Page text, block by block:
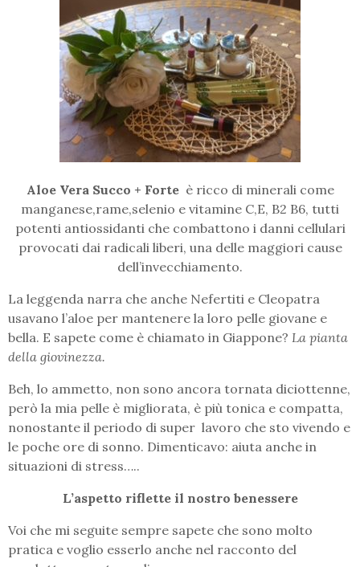
Aloe Vera Succo + Forte è ricco di minerali come
manganese,rame,selenio e vitamine C,E, B2 B6, tutti
potenti antiossidanti che combattono i danni cellulari
provocati dai radicali liberi, una delle maggiori cause
dell’invecchiamento.
La leggenda narra che anche Nefertiti e Cleopatra
usavano l’aloe per mantenere la loro pelle giovane e
bella. E sapete come è chiamato in Giappone? La pianta
della giovinezza.
Beh, lo ammetto, non sono ancora tornata diciottenne,
però la mia pelle è migliorata, è più tonica e compatta,
nonostante il periodo di super lavoro che sto vivendo e
le poche ore di sonno. Dimenticavo: aiuta anche in
situazioni di stress…..
L’aspetto riflette il nostro benessere
Voi che mi seguite sempre sapete che sono molto
pratica e voglio esserlo anche nel racconto del